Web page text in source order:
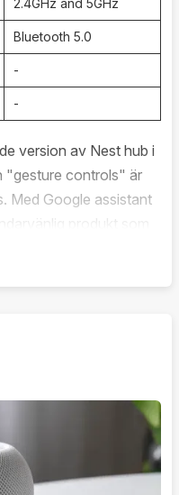
2.4GHz and 5GHz
Bluetooth 5.0
-
-
version av Nest hub i
"gesture controls" är
Med Google assistant
produkt som
Den känner
På grund av att